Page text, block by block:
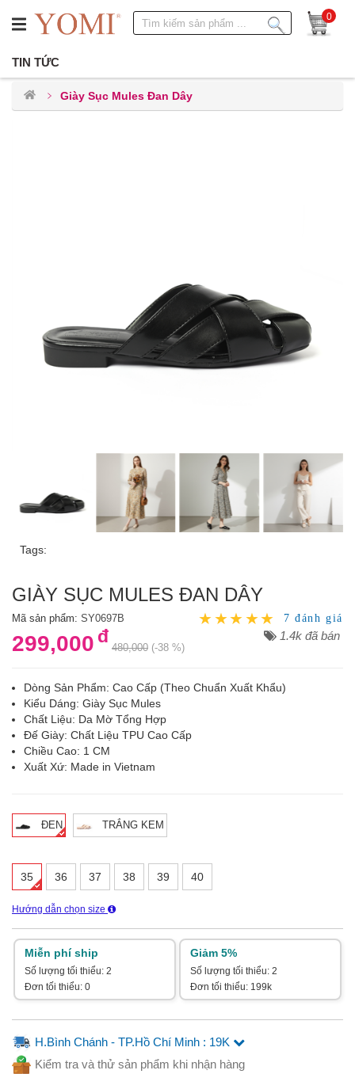
0
TIN TỨC
Giày Sục Mules Đan Dây
Tags:
GIÀY SỤC MULES ĐAN DÂY
Mã sản phẩm: SY0697B 7 đánh giá
299,000 đ
480,000 (-38 %)
1.4k đã bán
Dòng Sản Phẩm: Cao Cấp (Theo Chuẩn Xuất Khẩu)
Kiểu Dáng: Giày Sục Mules
Chất Liệu: Da Mờ Tổng Hợp
Đế Giày: Chất Liệu TPU Cao Cấp
Chiều Cao: 1 CM
Xuất Xứ: Made in Vietnam
ĐEN TRẮNG KEM
35 36 37 38 39 40
Hướng dẫn chọn size
Miễn phí ship
Số lượng tối thiểu: 2
Đơn tối thiểu: 0
Giảm 5%
Số lượng tối thiểu: 2
Đơn tối thiểu: 199k
H.Bình Chánh - TP.Hồ Chí Minh : 19K
Kiểm tra và thử sản phẩm khi nhận hàng